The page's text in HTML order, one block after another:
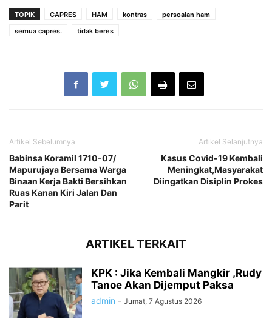
TOPIK CAPRES HAM kontras
persoalan ham
semua capres.
tidak beres
Artikel Sebelumnya
Babinsa Koramil 1710-07/
Mapurujaya Bersama Warga
Binaan Kerja Bakti Bersihkan
Ruas Kanan Kiri Jalan Dan
Parit
Artikel Selanjutnya
Kasus Covid-19 Kembali
Meningkat,Masyarakat
Diingatkan Disiplin Prokes
ARTIKEL TERKAIT
KPK : Jika Kembali Mangkir ,Rudy
Tanoe Akan Dijemput Paksa
admin - Jumat, 7 Agustus 2026